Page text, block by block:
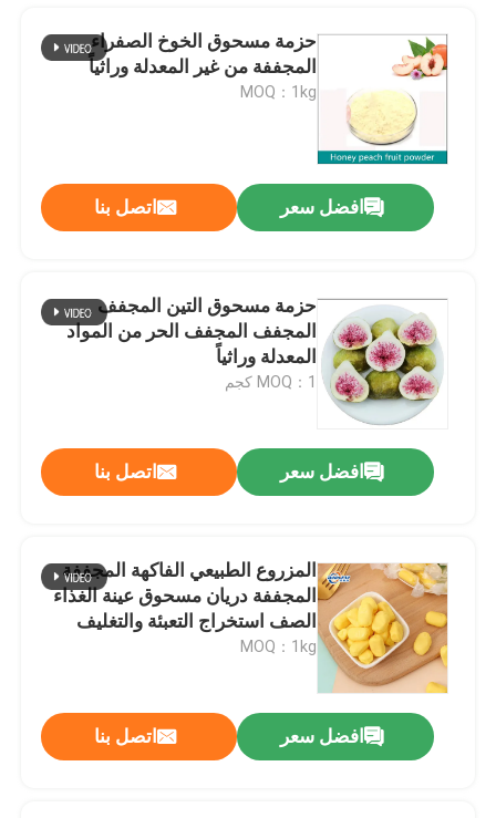
المنزل
حزمة مسحوق الخوخ الصفراء
المجففة من غير المعدلة وراثياً
MOQ：1kg
افضل سعر اتصل بنا
حزمة مسحوق التين المجفف
المجفف المجفف الحر من المواد
المعدلة وراثياً
MOQ：1 كجم
افضل سعر اتصل بنا
المزروع الطبيعي الفاكهة المجففة
المجففة دريان مسحوق عينة الغذاء
الصف استخراج التعبئة والتغليف
خالية من المواد المعدلة وراثيا
MOQ：1kg
افضل سعر اتصل بنا